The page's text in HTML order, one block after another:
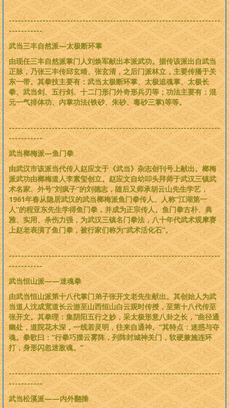
---------------------------------------------------------------------
-----------
武当三丰自然派—太极断环掌
由现任三丰自然派掌门人刘焕军献出本派武功。据传该派出自武当
正脉，乃张三丰传邱玄靖、张玄清，之后门派林立，主要传播于关
东一带。其拳技主要有：武当太极断环掌、太极追魂掌、太极长
拳、武当剑、五行剑、十二门形门外奇形兵刃等；功法主要有：混
元一气排体功、内掌功法(铁砂、朱砂、毒砂三掌)等等。
---------------------------------------------------------------------
-----------
武当榔梅派—鱼门拳
由武汉市该派当代传人赵应文于《武当》杂志创刊号上献出。榔梅
派武功由榔梅道人李素玺创立。赵应文自幼叩头拜师于武汉三镇武
术名家、外号“刘疯子”的刘德志，随后又师承胡云山先生学艺，
1961年春从隐居武汉的武当榔梅派鱼门拳传人、人称“江湖第一
人”的程亚东先生学得鱼门拳，并成为正宗传人。鱼门拳古朴、典
雅、实用、杀伤力强，为武汉三镇名门拳法，八十年代武术观摩赛
上赵老表演了鱼门拳，被行家们称为“武术活化石”。
---------------------------------------------------------------------
-----------
武当恒山派——迷魂拳
由武当恒山派第十八代掌门弟子张开文老先生献出。其创始人为武
当道人沈成宽道长云游至山西恒山白云观时传授，至第十八代传至
张开文。其拳理：集阴阳五行之妙，采太极形意八卦之长，“曲径通
幽处，道院花木深，一线若灵明，往来自通神。”其特点：迷惑与夺
魂。拳歌曰：“行拳巧摆云雾阵，列阵封城神关门，软硬兼施连环
打，身形闪忽迷敌魂。”
---------------------------------------------------------------------
-----------
武当松溪派——内外翻捶